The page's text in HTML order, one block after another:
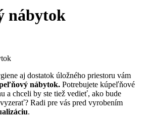
nábytok
aj dostatok úložného priestoru vám
nábytok. Potrebujete kúpeľňové
a chceli by ste tiež vedieť, ako bude
Radi pre vás pred vyrobením
.